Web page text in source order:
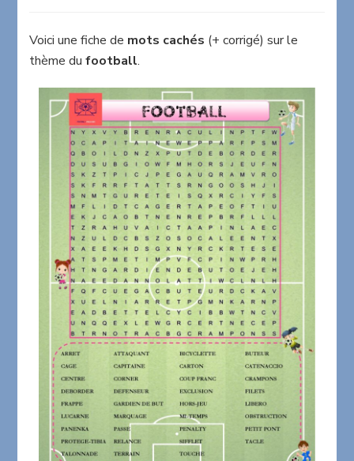
sur
thème
du
football
Voici une fiche de mots cachés (+ corrigé) sur le
thème dufootball.